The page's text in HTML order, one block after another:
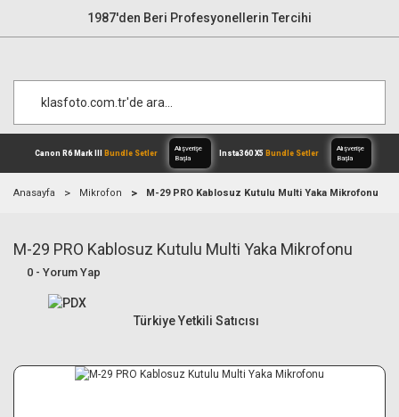
1987'den Beri Profesyonellerin Tercihi
Canon R6 Mark IIIBundle Setler
Alışverişe
Anasayfa Mikrofon M-29 PRO Kablosuz Kutulu Multi Yaka Mikrofonu
M-29 PRO Kablosuz Kutulu Multi Yaka Mikrofonu
0 - Yorum Yap
Türkiye Yetkili Satıcısı